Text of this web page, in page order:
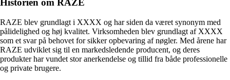
Historien om RAZE
RAZE blev grundlagt i XXXX og har siden da været synonym med
pålidelighed og høj kvalitet. Virksomheden blev grundlagt af XXXX
som et svar på behovet for sikker opbevaring af nøgler. Med årene har
RAZE udviklet sig til en markedsledende producent, og deres
produkter har vundet stor anerkendelse og tillid fra både professionelle
og private brugere.